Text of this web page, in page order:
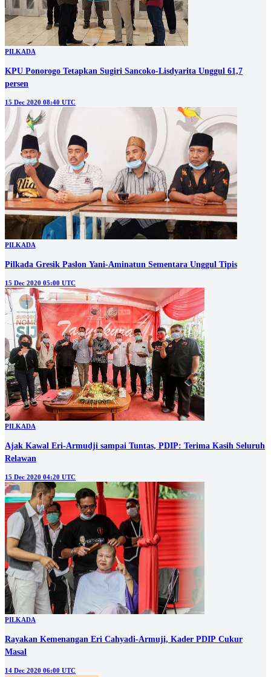
PILKADA
KPU Ponorogo Tetapkan Sugiri Sancoko-Lisdyarita Unggul 61,7
persen
15 Dec 2020 08:40 UTC
PILKADA
Pilkada Gresik Paslon Yani-Aminatun Sementara Unggul Tipis
15 Dec 2020 05:00 UTC
PILKADA
Ajak Kawal Eri-Armudji sampai Tuntas, PDIP: Terima Kasih Seluruh
Relawan
15 Dec 2020 04:20 UTC
PILKADA
Rayakan Kemenangan Eri Cahyadi-Armuji, Kader PDIP Cukur
Masal
14 Dec 2020 06:00 UTC